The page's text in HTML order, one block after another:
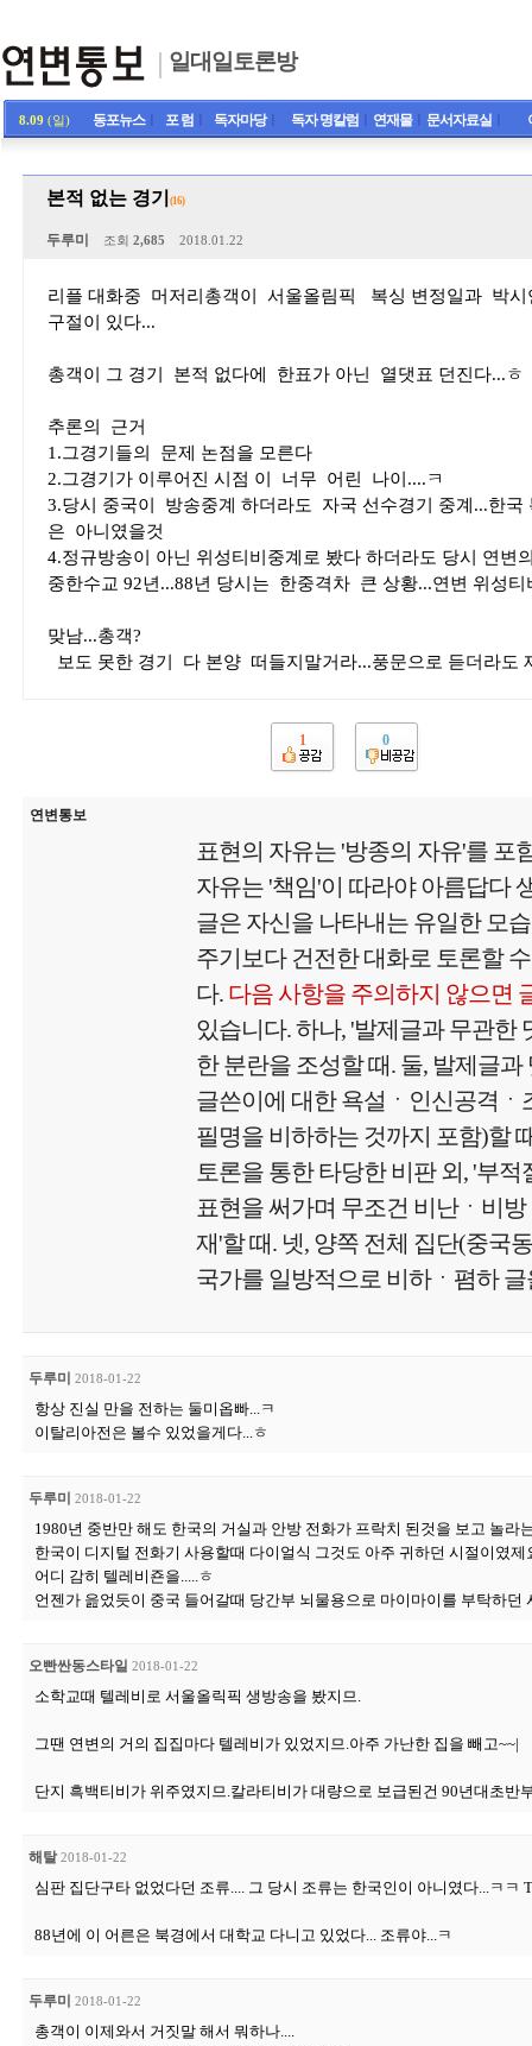
일대일토론방
8.09 (일) 동포뉴스ㅣ 포 럼 독자마당ㅣ 독자 명칼럼 연재물ㅣ 문서자료실
본적 없는 경기 (16)
두루미 조회 2,685 2018.01.22
리플 대화중 머저리총객이 서울올림픽 복싱 변정일과 박시
구절이 있다...
총객이 그 경기 본적 없다에 한표가 아닌 열댓표 던진다...ㅎ
추론의 근거
1.그경기들의 문제 논점을 모른다
2.그경기가 이루어진 시점 이 너무 어린 나이....ㅋ
3.당시 중국이 방송중계 하더라도 자국 선수경기 중계...한
은 아니였을것
4.정규방송이 아닌 위성티비중계로 봤다 하더라도 당시 연변
중한수교 92년...88년 당시는 한중격차 큰 상황...연변 위성
맞남...총객?
보도 못한 경기 다 본양 떠들지말거라...풍문으로 듣더라도
1 0
연변통보
표현의 자유는 '방종의 자유'를 포
자유는 '책임'이 따라야 아름답다
글은 자신을 나타내는 유일한 모
주기보다 건전한 대화로 토론할
다. 다음 사항을 주의하지 않으면
있습니다. 하나, '발제글과 무관한
한 분란을 조성할 때. 둘, 발제글
글쓴이에 대한 욕설ㆍ인신공격ㆍ
필명을 비하하는 것까지 포함)할
토론을 통한 타당한 비판 외, '부
표현을 써가며 무조건 비난ㆍ비
재'할 때. 넷, 양쪽 전체 집단(중국
국가를 일방적으로 비하ㆍ폄하 글
두루미 2018-01-22
항상 진실 만을 전하는 둘미옵빠...ㅋ
이탈리아전은 볼수 있었을게다...ㅎ
두루미 2018-01-22
1980년 중반만 해도 한국의 거실과 안방 전화가 프락치 된것을 보고 놀라
한국이 디지털 전화기 사용할때 다이얼식 그것도 아주 귀하던 시절이였제
어디 감히 텔레비죤을.....ㅎ
언젠가 읊었듯이 중국 들어갈때 당간부 뇌물용으로 마이마이를 부탁하던
오빤싼동스타일 2018-01-22
소학교때 텔레비로 서울올릭픽 생방송을 봤지므.
그땐 연변의 거의 집집마다 텔레비가 있었지므.아주 가난한 집을 빼고~~|
단지 흑백티비가 위주였지므.칼라티비가 대량으로 보급된건 90년대초반
해탈 2018-01-22
심판 집단구타 없었다던 조류.... 그 당시 조류는 한국인이 아니였다...ㅋㅋ
88년에 이 어른은 북경에서 대학교 다니고 있었다... 조류야...ㅋ
두루미 2018-01-22
총객이 이제와서 거짓말 해서 뭐하나....